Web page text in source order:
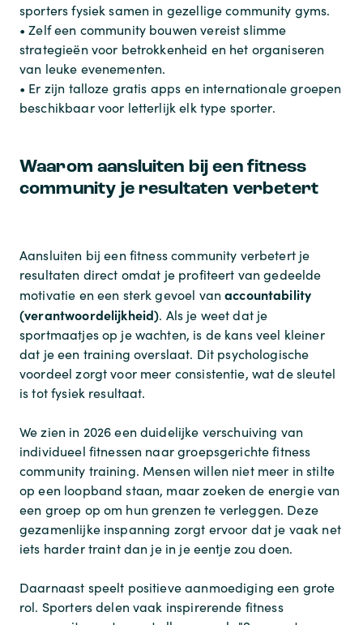
sporters fysiek samen in gezellige community gyms.
• Zelf een community bouwen vereist slimme
strategieën voor betrokkenheid en het organiseren
van leuke evenementen.
• Er zijn talloze gratis apps en internationale groepen
beschikbaar voor letterlijk elk type sporter.
Waarom aansluiten bij een fitness
community je resultaten verbetert
Aansluiten bij een fitness community verbetert je
resultaten direct omdat je profiteert van gedeelde
motivatie en een sterk gevoel vanaccountability
(verantwoordelijkheid). Als je weet dat je
sportmaatjes op je wachten, is de kans veel kleiner
dat je een training overslaat. Dit psychologische
voordeel zorgt voor meer consistentie, wat de sleutel
is tot fysiek resultaat.
We zien in 2026 een duidelijke verschuiving van
individueel fitnessen naar groepsgerichtefitness
community training. Mensen willen niet meer in stilte
op een loopband staan, maar zoeken de energie van
een groep op om hun grenzen te verleggen. Deze
gezamenlijke inspanning zorgt ervoor dat je vaak net
iets harder traint dan je in je eentje zou doen.
Daarnaast speelt positieve aanmoediging een grote
rol. Sporters delen vaak inspirerende fitness